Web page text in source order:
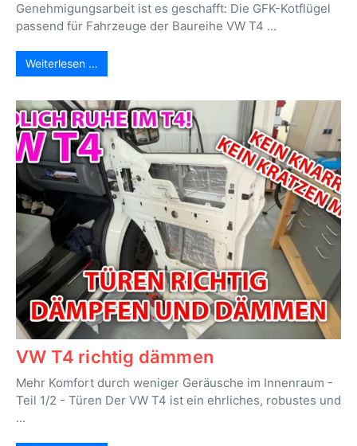
Genehmigungsarbeit ist es geschafft: Die GFK-Kotflügel
passend für Fahrzeuge der Baureihe VW T4 ...
Weiterlesen …
VW T4 richtig dämmen
Mehr Komfort durch weniger Geräusche im Innenraum -
Teil 1/2 - Türen Der VW T4 ist ein ehrliches, robustes und
...